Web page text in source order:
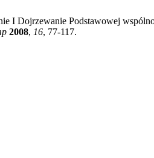
I Dojrzewanie Podstawowej
2008, 16, 77-117.